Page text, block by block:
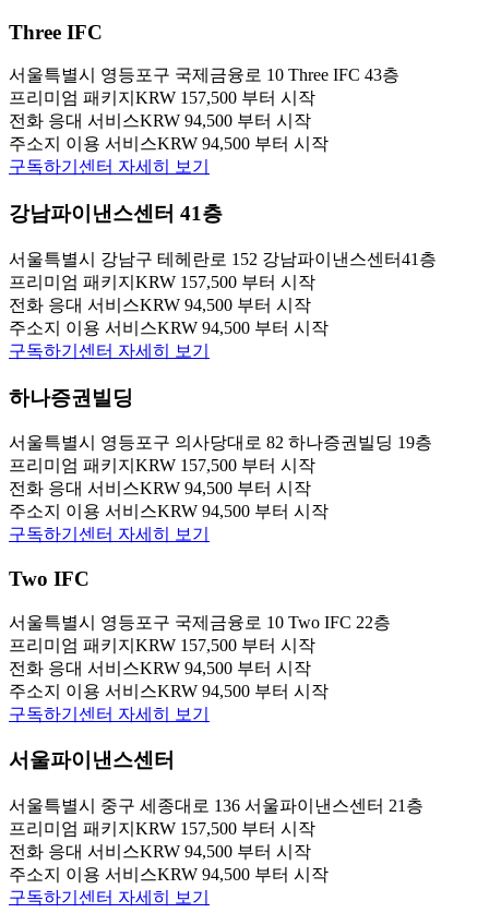
Three IFC
서울특별시 영등포구 국제금융로 10 Three IFC 43층
프리미엄 패키지 KRW 157,500 부터 시작
전화 응대 서비스KRW 94,500 부터 시작
주소지 이용 서비스KRW 94,500 부터 시작
구독하기 센터 자세히 보기
강남파이낸스센터 41층
서울특별시 강남구 테헤란로 152 강남파이낸스센터41층
프리미엄 패키지 KRW 157,500 부터 시작
전화 응대 서비스KRW 94,500 부터 시작
주소지 이용 서비스KRW 94,500 부터 시작
구독하기 센터 자세히 보기
하나증권빌딩
서울특별시 영등포구 의사당대로 82 하나증권빌딩 19층
프리미엄 패키지 KRW 157,500 부터 시작
전화 응대 서비스KRW 94,500 부터 시작
주소지 이용 서비스KRW 94,500 부터 시작
구독하기 센터 자세히 보기
Two IFC
서울특별시 영등포구 국제금융로 10 Two IFC 22층
프리미엄 패키지 KRW 157,500 부터 시작
전화 응대 서비스KRW 94,500 부터 시작
주소지 이용 서비스KRW 94,500 부터 시작
구독하기 센터 자세히 보기
서울파이낸스센터
서울특별시 중구 세종대로 136 서울파이낸스센터 21층
프리미엄 패키지 KRW 157,500 부터 시작
전화 응대 서비스KRW 94,500 부터 시작
주소지 이용 서비스KRW 94,500 부터 시작
구독하기 센터 자세히 보기